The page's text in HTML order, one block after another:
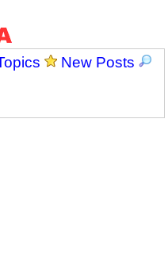
New Posts